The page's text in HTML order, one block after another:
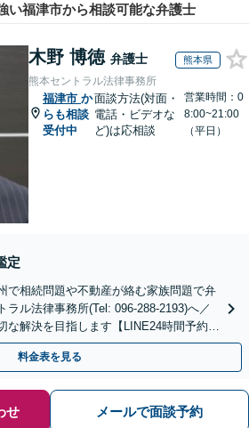
い福津市から相談可能な弁護士
木野 博徳 弁護士 熊本県
熊本セントラル法律事務所
福津市 か
らも相談
受付中
面談方法(対面・
電話・ビデオな
ど)は応相談
営業時間：0
8:00~21:00
（平日）
定
で相続問題や不動産が絡む家族問題で弁
ラル法律事務所(Tel: 096-288-2193)へ／
な解決を目指します【LINE24時間予約受
料金表を見る
せ メールで面談予約